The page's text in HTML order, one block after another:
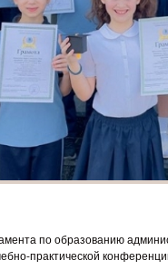
по образованию
практической